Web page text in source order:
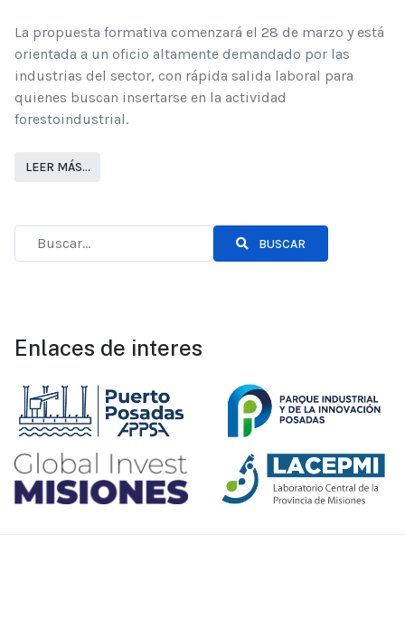
La propuesta formativa comenzará el 28 de marzo y está
orientada a un oficio altamente demandado por las
industrias del sector, con rápida salida laboral para
quienes buscan insertarse en la actividad
forestoindustrial.
LEER MÁS…
BUSCAR
Enlaces de interes